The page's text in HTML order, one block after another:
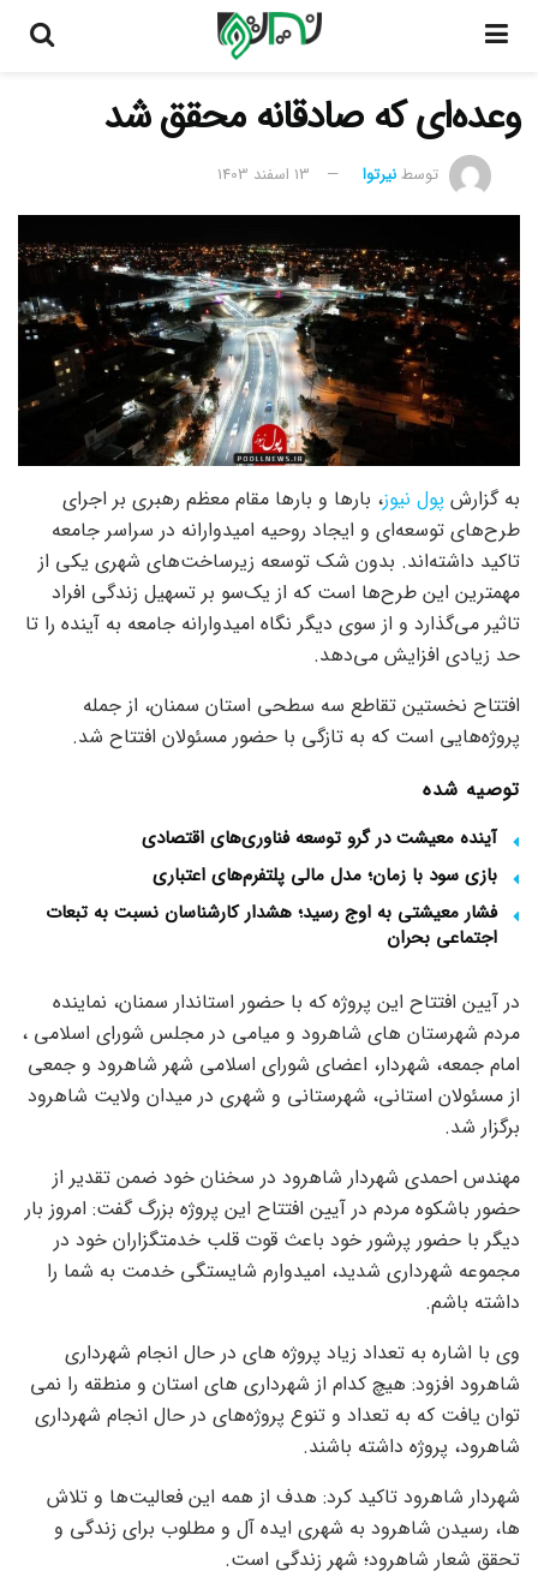
وعده‌ای که صادقانه محقق شد
توسطنیرتوا 13 اسفند 1403
به گزارش پول نیوز، بارها و بارها مقام معظم رهبری بر اجرای
طرح‌های توسعه‌ای و ایجاد روحیه امیدوارانه در سراسر جامعه
تاکید داشته‌اند. بدون شک توسعه زیرساخت‌های شهری یکی از
مهمترین این طرح‌ها است که از یک‌سو بر تسهیل زندگی افراد
تاثیر می‌گذارد و از سوی دیگر نگاه امیدوارانه جامعه به آینده را تا
حد زیادی افزایش می‌دهد.
افتتاح نخستین تقاطع سه سطحی استان سمنان، از جمله
پروژه‌هایی است که به تازگی با حضور مسئولان افتتاح شد.
توصیه شده
آینده معیشت در گرو توسعه فناوری‌های اقتصادی
بازی سود با زمان؛ مدل مالی پلتفرم‌های اعتباری
فشار معیشتی به اوج رسید؛ هشدار کارشناسان نسبت به تبعات
اجتماعی بحران
در آیین افتتاح این پروژه که با حضور استاندار سمنان، نماینده
مردم شهرستان های شاهرود و میامی در مجلس شورای اسلامی ،
امام جمعه، شهردار، اعضای شورای اسلامی شهر شاهرود و جمعی
از مسئولان استانی، شهرستانی و شهری در میدان ولایت شاهرود
برگزار شد.
مهندس احمدی شهردار شاهرود در سخنان خود ضمن تقدیر از
حضور باشکوه مردم در آیین افتتاح این پروژه بزرگ گفت: امروز بار
دیگر با حضور پرشور خود باعث قوت قلب خدمتگزاران خود در
مجموعه شهرداری شدید، امیدوارم شایستگی خدمت به شما را
داشته باشم.
وی با اشاره به تعداد زیاد پروژه های در حال انجام شهرداری
شاهرود افزود: هیچ کدام از شهرداری های استان و منطقه را نمی
توان یافت که به تعداد و تنوع پروژه‌های در حال انجام شهرداری
شاهرود، پروژه داشته باشند.
شهردار شاهرود تاکید کرد: هدف از همه این فعالیت‌ها و تلاش
ها، رسیدن شاهرود به شهری ایده آل و مطلوب برای زندگی و
تحقق شعار شاهرود؛ شهر زندگی است.